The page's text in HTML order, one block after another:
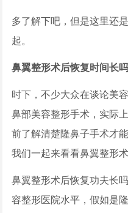
多了解下吧，但是这里还
起。
鼻翼整形术后恢复时间长吗
时下，不少大众在谈论美
鼻部美容整形手术，实际
前了解清楚隆鼻子手术才
我们一起来看看鼻翼整形
鼻翼整形术后恢复功夫长
容整形医院水平，假如是